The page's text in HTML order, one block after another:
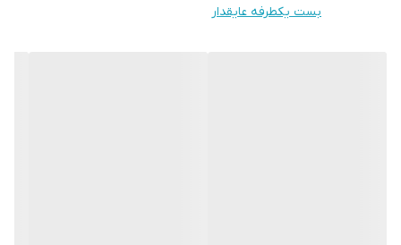
بست یکطرفه عایقدار